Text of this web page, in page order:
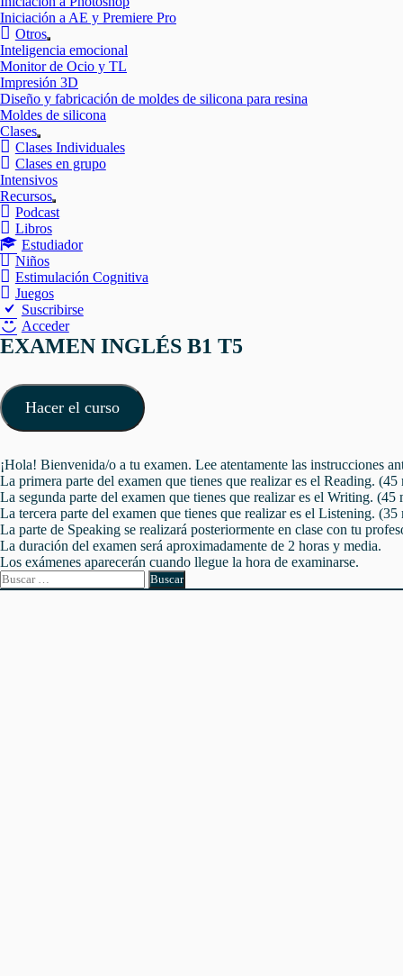
Iniciación a AE y Premiere Pro
Otros
Mostrar
el
submenú
Inteligencia emocional
Monitor de Ocio y TL
Impresión 3D
Diseño y fabricación de moldes de silicona para resina
Moldes de silicona
Clases
Mostrar
el
submenú
Clases Individuales
Clases en grupo
Intensivos
Recursos
Mostrar
el
Podcast
Libros
Estudiador
Niños
Estimulación Cognitiva
Juegos
Suscribirse
Acceder
EXAMEN INGLÉS B1 T5
Hacer el curso
¡Hola! Bienvenida/o a tu examen. Lee atentamente las instrucciones
La primera parte del examen que tienes que realizar es el Reading. (45
La segunda parte del examen que tienes que realizar es el Writing. (45
La tercera parte del examen que tienes que realizar es el Listening. (35
La parte de Speaking se realizará posteriormente en clase con tu
La duración del examen será aproximadamente de 2 horas y media.
Los exámenes aparecerán cuando llegue la hora de examinarse.
Buscar: